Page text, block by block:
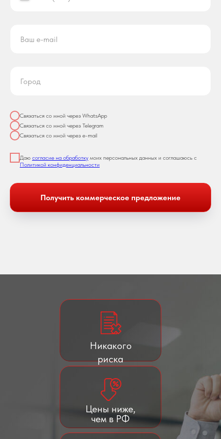
Связаться со мной через WhatsApp
Связаться со мной через Telegram
Связаться со мной через e-mail
Даю согласие на обработку моих персональных данных и соглашаюсь с
Политикой конфиденциальности
Получить коммерческое предложение
Никакого
риска
Цены ниже,
чем в РФ